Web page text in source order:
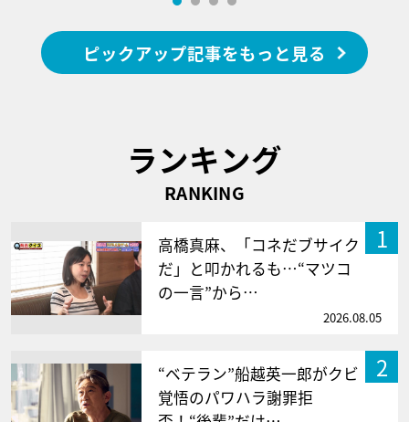
ピックアップ記事をもっと見る
ランキング
RANKING
1
高橋真麻、「コネだブサイク
だ」と叩かれるも…“マツコ
の一言”から…
2026.08.05
2
“ベテラン”船越英一郎がクビ
覚悟のパワハラ謝罪拒